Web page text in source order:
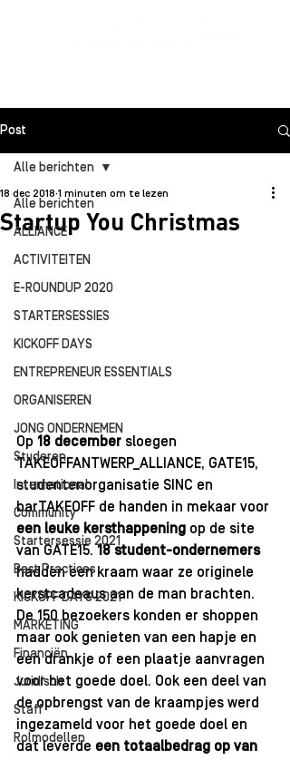
Post
Alle berichten
ALLIANCE
ACTIVITEITEN
E-ROUNDUP 2020
STARTERSESSIES
KICKOFF DAYS
ENTREPRENEUR ESSENTIALS
ORGANISEREN
JONG ONDERNEMEN
Studeren
International
Community
Startersessie 2021
Best Practices
KICKOFF DAYS 2021
MARKETING
Financiën
Juridisch
Staff
Rolmodellen
Alle berichten
Startup You Christmas
18 dec 2018 1 minuten om te lezen
Op 18 december sloegen
TAKEOFFANTWERP_ALLIANCE, GATE15,
studentenorganisatie SINC en
barTAKEOFF de handen in mekaar voor
een leuke kersthappening op de site
van GATE15. 18 student-ondernemers
hadden een kraam waar ze originele
kerstcadeaus aan de man brachten.
De 150 bezoekers konden er shoppen
maar ook genieten van een hapje en
een drankje of een plaatje aanvragen
voor het goede doel. Ook een deel van
de opbrengst van de kraampjes werd
ingezameld voor het goede doel en
dat leverde een totaalbedrag op van